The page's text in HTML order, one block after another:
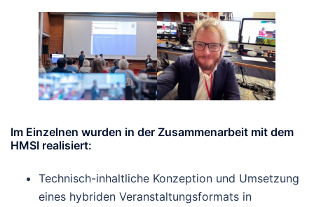
Im Einzelnen wurden in der Zusammenarbeit mit dem
HMSI realisiert:
Technisch-inhaltliche Konzeption und Umsetzung
eines hybriden Veranstaltungsformats in